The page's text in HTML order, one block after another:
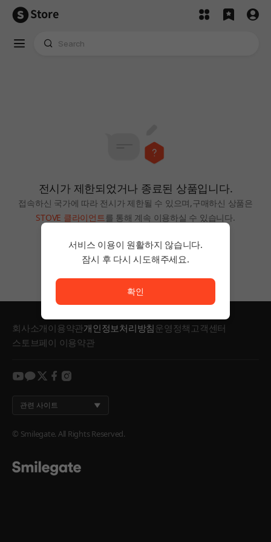
Store
전시가 제한되었거나 종료된 상품입니다.
접속하신 국가에 따라 전시가 제한될 수 있으며,구매하신 상품은
STOVE 클라이언트를 통해 계속 이용하실 수 있습니다.
홈으로
회사소개이용약관개인정보처리방침운영정책 고객센터
스토브페이 이용약관
youtube
kakaotwitterfacebook
instagram
관련 사이트
© Smilegate. All Rights Reserved.
서비스 이용이 원활하지 않습니다.
잠시 후 다시 시도해주세요.
확인